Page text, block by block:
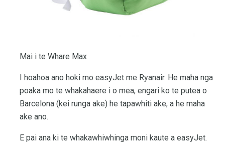
Mai i te Whare Max
I hoahoa ano hoki mo easyJet me Ryanair. He maha nga
poaka mo te whakahaere i o mea, engari ko te putea o
Barcelona (kei runga ake) he tapawhiti ake, a he maha
ake ano.
E pai ana ki te whakawhiwhinga moni kaute a easyJet.